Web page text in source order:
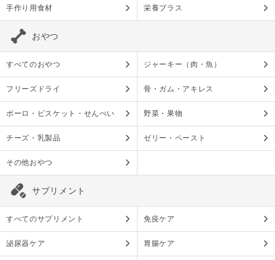
手作り用食材 栄養プラス
おやつ
すべてのおやつ ジャーキー（肉・魚）
フリーズドライ 骨・ガム・アキレス
ボーロ・ビスケット・せんべい 野菜・果物
チーズ・乳製品 ゼリー・ペースト
その他おやつ
サプリメント
すべてのサプリメント 免疫ケア
泌尿器ケア 胃腸ケア